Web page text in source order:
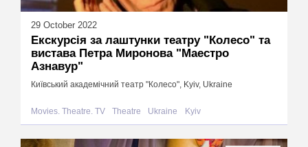
29 October 2022
Екскурсія за лаштунки театру "Колесо" та
вистава Петра Миронова "Маестро
Азнавур"
Київський академічний театр "Колесо", Kyiv, Ukraine
Movies. Theatre. TV Theatre Ukraine Kyiv